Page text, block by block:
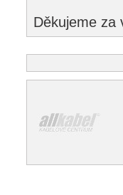
Děkujeme za